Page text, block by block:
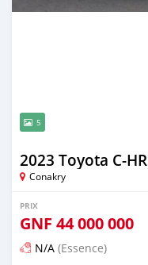
5
2023 Toyota C-HR
Conakry
PRIX
GNF 44 000 000
N/A (Essence)